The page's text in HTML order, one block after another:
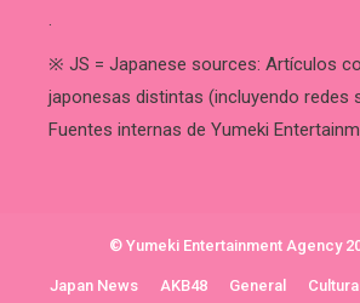
.
※ JS = Japanese sources: Artículos
japonesas distintas (incluyendo redes
Fuentes internas de Yumeki
© Yumeki Entertainment Agency
Japan News AKB48 General